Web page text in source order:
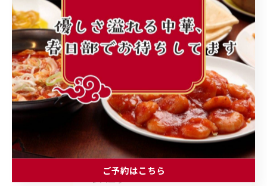
カテゴリー Categories
全てのカテゴリー
町中華
ランチ
個人店
子連れ
レバニラ
ご予約はこちら